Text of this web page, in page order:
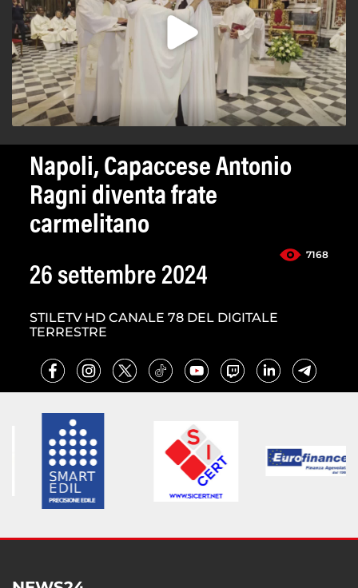
Napoli, Capaccese Antonio
Ragni diventa frate
carmelitano
7168
26 settembre 2024
STILETV HD CANALE 78 DEL DIGITALE
TERRESTRE